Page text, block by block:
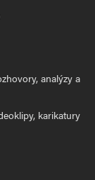
analýzy a
karikatury